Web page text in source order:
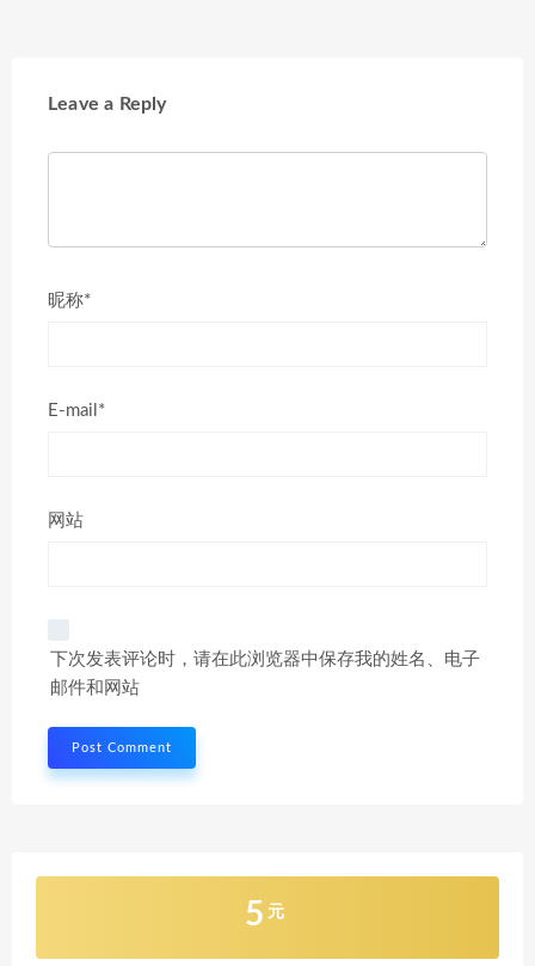
Leave a Reply
昵称*
E-mail*
网站
下次发表评论时，请在此浏览器中保存我的姓名、电子
邮件和网站
5 元